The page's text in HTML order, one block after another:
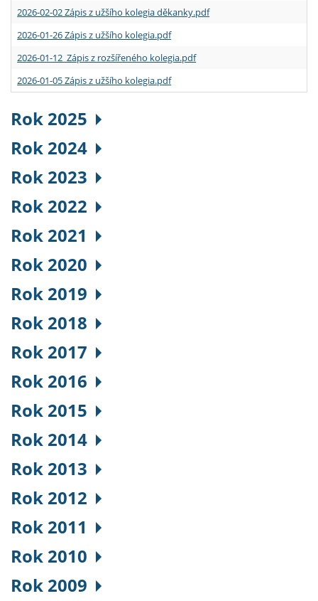
2026-02-02 Zápis z užšího kolegia děkanky.pdf
2026-01-26 Zápis z užšího kolegia.pdf
2026-01-12 Zápis z rozšířeného kolegia.pdf
2026-01-05 Zápis z užšího kolegia.pdf
Rok 2025
Rok 2024
Rok 2023
Rok 2022
Rok 2021
Rok 2020
Rok 2019
Rok 2018
Rok 2017
Rok 2016
Rok 2015
Rok 2014
Rok 2013
Rok 2012
Rok 2011
Rok 2010
Rok 2009